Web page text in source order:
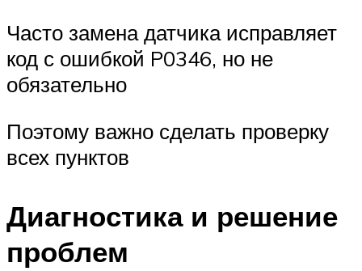
Часто замена датчика исправляет
код с ошибкой P0346, но не
обязательно
Поэтому важно сделать проверку
всех пунктов
Диагностика и решение
проблем